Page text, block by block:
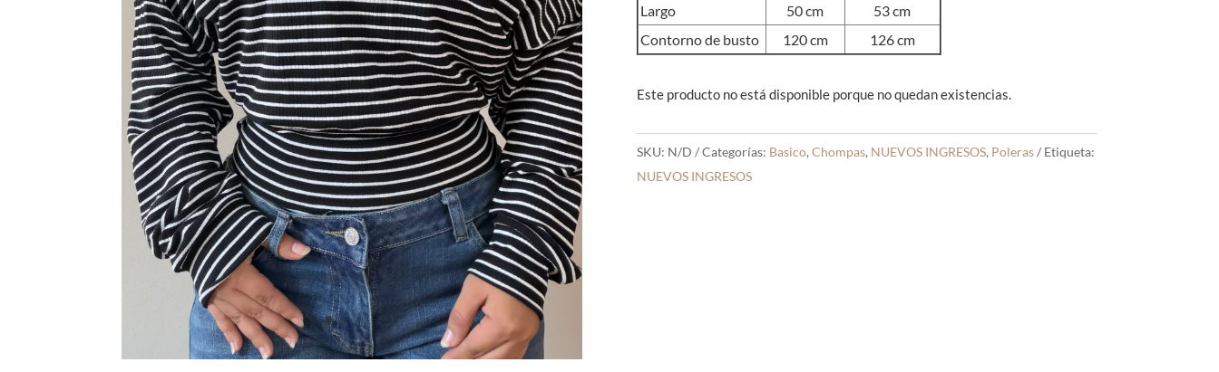
Largo 50 cm
53 cm
Contorno de busto
120 cm 126 cm
Este producto no está disponible porque no quedan existencias.
SKU: N/D Categorías: Basico, Chompas, NUEVOS INGRESOS, Poleras
Etiqueta:
NUEVOS INGRESOS